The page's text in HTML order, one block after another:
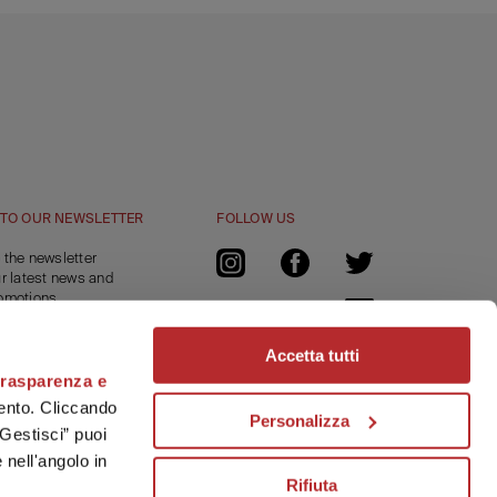
e
Cliccando
puoi
nell'angolo in
Accetta tutti
Personalizza
Rifiuta
OUR NEWSLETTER
the newsletter
latest news and
FOLLOW US